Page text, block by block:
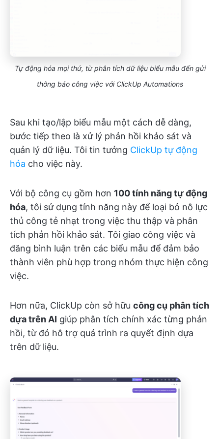
Tự động hóa mọi thứ, từ phân tích dữ liệu biểu mẫu đến gửi
thông báo công việc với ClickUp Automations
Sau khi tạo/lập biểu mẫu một cách dễ dàng,
bước tiếp theo là xử lý phản hồi khảo sát và
quản lý dữ liệu. Tôi tin tưởng ClickUp tự động
hóa cho việc này.
Với bộ công cụ gồm hơn 100 tính năng tự động
hóa, tôi sử dụng tính năng này để loại bỏ nỗ lực
thủ công tẻ nhạt trong việc thu thập và phân
tích phản hồi khảo sát. Tôi giao công việc và
đăng bình luận trên các biểu mẫu để đảm bảo
thành viên phù hợp trong nhóm thực hiện công
việc.
Hơn nữa, ClickUp còn sở hữu công cụ phân tích
dựa trên AI giúp phân tích chính xác từng phản
hồi, từ đó hỗ trợ quá trình ra quyết định dựa
trên dữ liệu.